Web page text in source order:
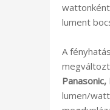
lument
A
Panasonic,
lumen/